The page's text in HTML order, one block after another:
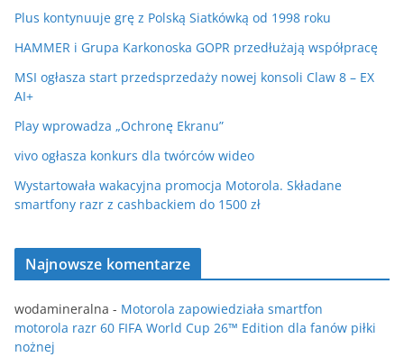
Plus kontynuuje grę z Polską Siatkówką od 1998 roku
HAMMER i Grupa Karkonoska GOPR przedłużają współpracę
MSI ogłasza start przedsprzedaży nowej konsoli Claw 8 – EX
AI+
Play wprowadza „Ochronę Ekranu”
vivo ogłasza konkurs dla twórców wideo
Wystartowała wakacyjna promocja Motorola. Składane
smartfony razr z cashbackiem do 1500 zł
Najnowsze komentarze
wodamineralna - Motorola zapowiedziała smartfon
motorola razr 60 FIFA World Cup 26™ Edition dla fanów piłki
nożnej